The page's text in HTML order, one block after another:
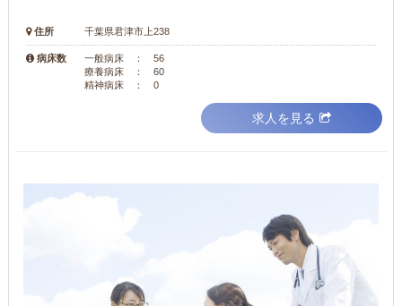
住所 千葉県君津市上238
病床数
一般病床 ： 56
療養病床 ： 60
精神病床 ： 0
求人を見る